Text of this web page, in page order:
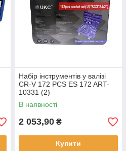
Набір інструментів у валізі
CR-V 172 PCS ES 172 ART-
10331 (2)
В наявності
2 053,90 ₴
Купити